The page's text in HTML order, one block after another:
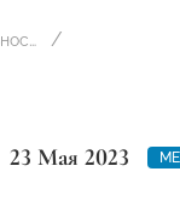
Международная деятельность
23 Мая 2023